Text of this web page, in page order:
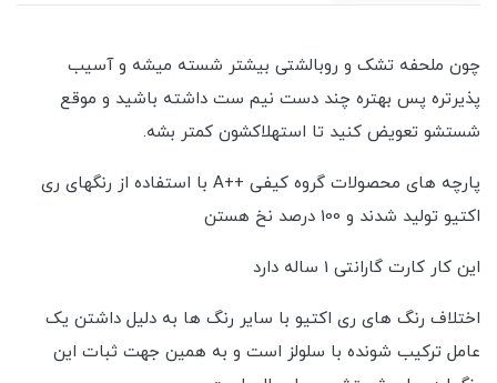
چون ملحفه تشک و روبالشتی بیشتر شسته میشه و آسیب
پذیرتره پس بهتره چند دست نیم ست داشته باشید و موقع
شستشو تعویض کنید تا استهلاکشون کمتر بشه.
پارچه های محصولات گروه کیفی ++A با استفاده از رنگهای ری
اکتیو تولید شدند و 100 درصد نخ هستن
این کار کارت گارانتی 1 ساله دارد
اختلاف رنگ های ری اکتیو با سایر رنگ ها به دلیل داشتن یک
عامل ترکیب شونده با سلولز است و به همین جهت ثبات این